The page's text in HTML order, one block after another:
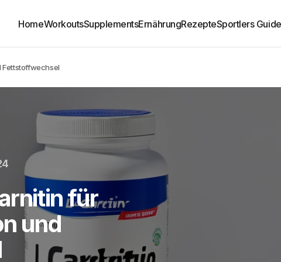
HomeWorkoutsSupplementsErnährungRezepteSportlers Guide
Fettstoffwechsel
für
und